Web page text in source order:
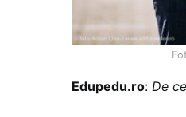
Edupedu.ro: De